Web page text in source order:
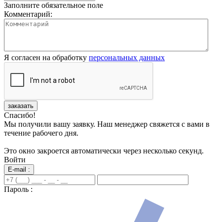
Заполните обязательное поле
Комментарий:
Я согласен на обработку персональных данных
заказать
Спасибо!
Мы получили вашу заявку. Наш менеджер свяжется с вами в
течение рабочего дня.
Это окно закроется автоматически через несколько секунд.
Войти
E-mail :
Пароль :